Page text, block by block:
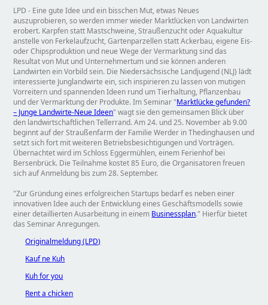
LPD - Eine gute Idee und ein bisschen Mut, etwas Neues
auszuprobieren, so werden immer wieder Marktlücken von Landwirten
erobert. Karpfen statt Mastschweine, Straußenzucht oder Aquakultur
anstelle von Ferkelaufzucht, Gartenparzellen statt Ackerbau, eigene Eis-
oder Chipsproduktion und neue Wege der Vermarktung sind das
Resultat von Mut und Unternehmertum und sie können anderen
Landwirten ein Vorbild sein. Die Niedersächsische Landjugend (NLJ) lädt
interessierte Junglandwirte ein, sich inspirieren zu lassen von mutigen
Vorreitern und spannenden Ideen rund um Tierhaltung, Pflanzenbau
und der Vermarktung der Produkte. Im Seminar Marktlücke gefunden?
– Junge Landwirte-Neue Ideen wagt sie den gemeinsamen Blick über
den landwirtschaftlichen Tellerrand. Am 24. und 25. November ab 9.00
beginnt auf der Straußenfarm der Familie Werder in Thedinghausen und
setzt sich fort mit weiteren Betriebsbesichtigungen und Vorträgen.
Übernachtet wird im Schloss Eggermühlen, einem Ferienhof bei
Bersenbrück. Die Teilnahme kostet 85 Euro, die Organisatoren freuen
sich auf Anmeldung bis zum 28. September.
Zur Gründung eines erfolgreichen Startups bedarf es neben einer
innovativen Idee auch der Entwicklung eines Geschäftsmodells sowie
einer detaillierten Ausarbeitung in einem Businessplan. Hierfür bietet
das Seminar Anregungen.
Originalmeldung (LPD)
Kauf ne Kuh
Kuh for you
Rent a chicken